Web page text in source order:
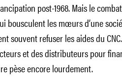
post-1968. Mais le
bousculent les mœurs d’une
souvent refuser les aides du
et des distributeurs pour
pèse encore lourdement.